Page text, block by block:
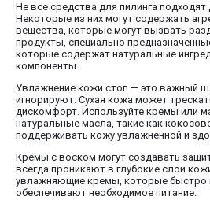
Не все средства для пилинга
Некоторые из них могут содержать
вещества, которые могут вызвать
продукты, специально
которые содержат натуральные
компоненты.
Увлажнение кожи стоп — это важный
игнорируют. Сухая кожа может
дискомфорт. Используйте кремы или
натуральные масла, такие как
поддерживать кожу увлажненной и
Кремы с воском могут создавать
всегда проникают в глубокие слои
увлажняющие кремы, которые быстро
обеспечивают необходимое питание.